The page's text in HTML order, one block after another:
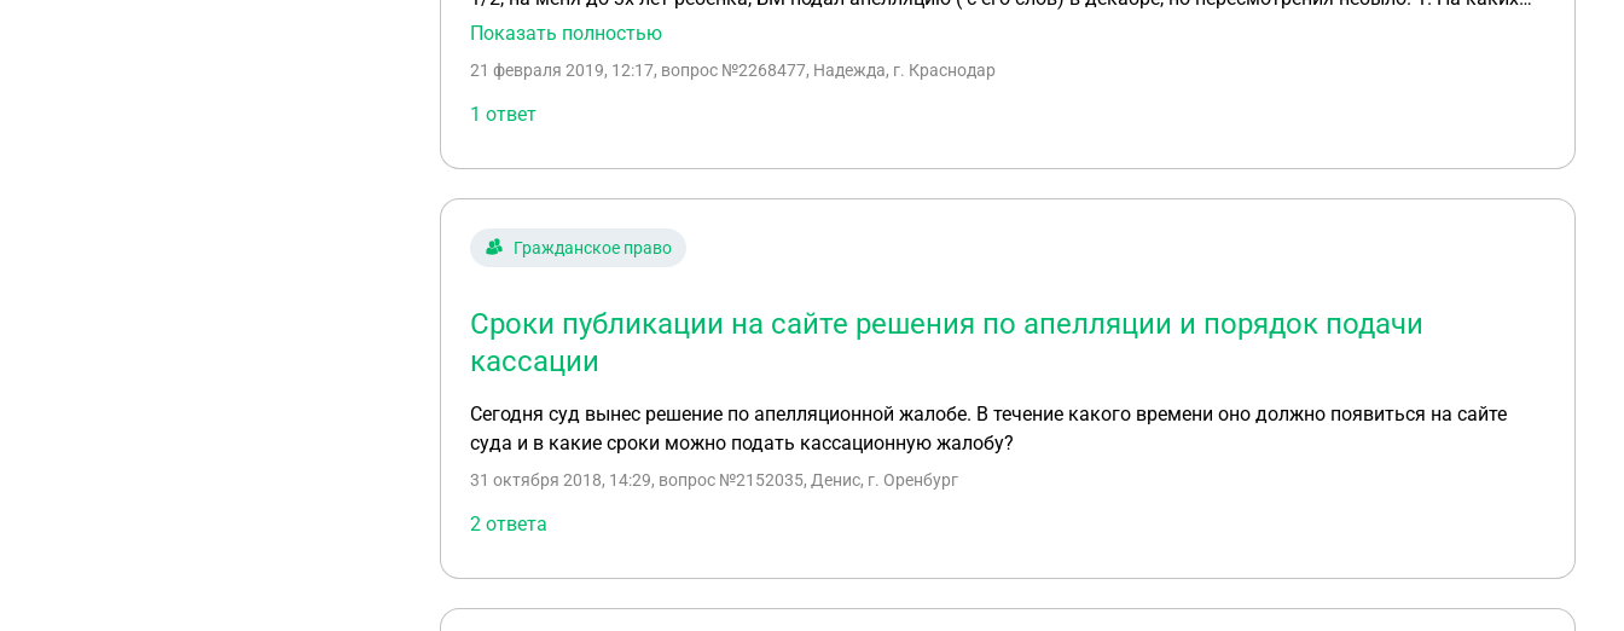
Показать полностью
21 февраля 2019, 12:17, вопрос №2268477, Надежда, г. Краснодар
1 ответ
Гражданское право
Сроки публикации на сайте решения по апелляции и порядок подачи
кассации
Сегодня суд вынес решение по апелляционной жалобе. В течение какого времени оно должно появиться на сайте
суда и в какие сроки можно подать кассационную жалобу?
31 октября 2018, 14:29, вопрос №2152035, Денис, г. Оренбург
2 ответа